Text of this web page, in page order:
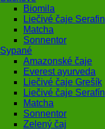
Biomila
Liečivé čaje Serafin
Matcha
Sonnentor
Sypané
Amazonské čaje
Everest ayurveda
Liečivé čaje Grešík
Liečivé čaje Serafín
Matcha
Sonnentor
Zelený čaj